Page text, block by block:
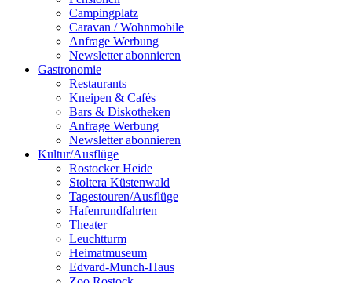
Campingplatz
Caravan / Wohnmobile
Anfrage Werbung
Newsletter abonnieren
Gastronomie
Restaurants
Kneipen & Cafés
Bars & Diskotheken
Anfrage Werbung
Newsletter abonnieren
Kultur/Ausflüge
Rostocker Heide
Stoltera Küstenwald
Tagestouren/Ausflüge
Hafenrundfahrten
Theater
Leuchtturm
Heimatmuseum
Edvard-Munch-Haus